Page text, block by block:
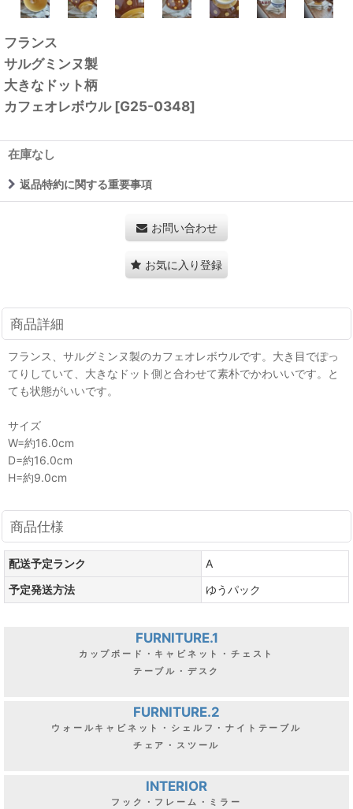
フランス
サルグミンヌ製
大きなドット柄
カフェオレボウル [G25-0348]
在庫なし
返品特約に関する重要事項
お問い合わせ
お気に入り登録
商品詳細
フランス、サルグミンヌ製のカフェオレボウルです。大き目でぽっ
てりしていて、大きなドット側と合わせて素朴でかわいいです。と
ても状態がいいです。
サイズ
W=約16.0cm
D=約16.0cm
H=約9.0cm
商品仕様
配送予定ランク
A
予定発送方法
ゆうパック
FURNITURE.1
カップボード・キャビネット・チェスト
テーブル・デスク
FURNITURE.2
ウォールキャビネット・シェルフ・ナイトテーブル
チェア・スツール
INTERIOR
フック・フレーム・ミラー